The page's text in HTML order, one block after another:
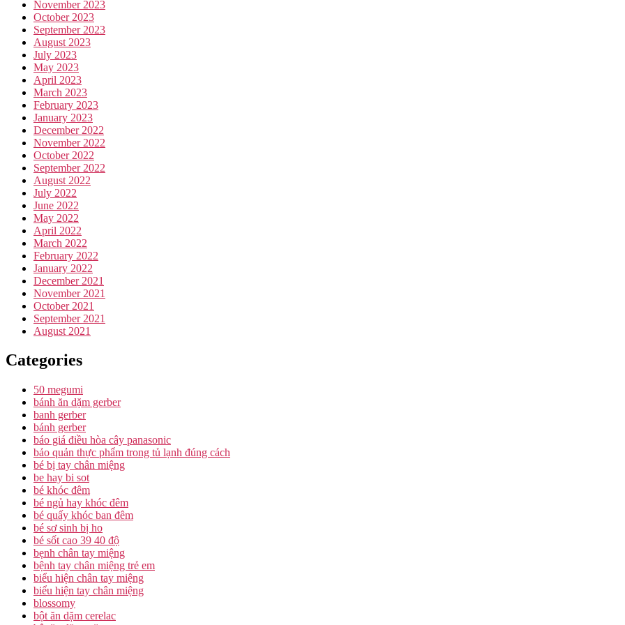
November 2023
October 2023
September 2023
August 2023
July 2023
May 2023
April 2023
March 2023
February 2023
January 2023
December 2022
November 2022
October 2022
September 2022
August 2022
July 2022
June 2022
May 2022
April 2022
March 2022
February 2022
January 2022
December 2021
November 2021
October 2021
September 2021
August 2021
Categories
50 megumi
bánh ăn dặm gerber
banh gerber
bánh gerber
báo giá điều hòa cây panasonic
bảo quản thực phẩm trong tủ lạnh đúng cách
bé bị tay chân miệng
be hay bi sot
bé khóc đêm
bé ngủ hay khóc đêm
bé quấy khóc ban đêm
bé sơ sinh bị ho
bé sốt cao 39 40 độ
bẹnh chân tay miệng
bệnh tay chân miệng trẻ em
biểu hiện chân tay miệng
biểu hiện tay chân miệng
blossomy
bột ăn dặm cerelac